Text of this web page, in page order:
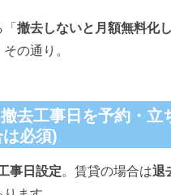
撤去しないと月額無料化
の通り。
去工事日を予約・立
必須)
事日設定。賃貸の場合は退